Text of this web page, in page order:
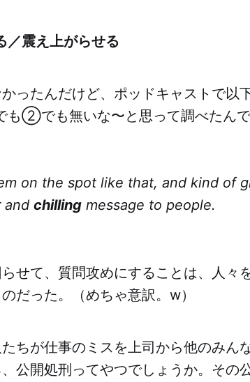
震え上がらせる
ったんだけど、ポッドキャストで以
②でも無いな〜と思って調べたんで
on the spot like that, and kind of
and chilling message to people.
せて、質問攻めにすることは、人々
だった。（めちゃ意訳。w）
ちが仕事のミスを上司から他のみん
公開処刑ってやつでしょうか。その